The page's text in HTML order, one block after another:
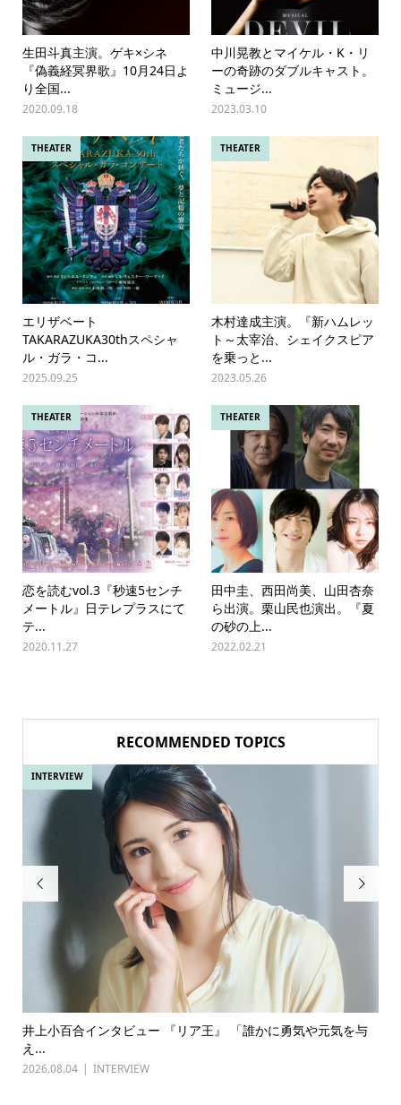
生田斗真主演。ゲキ×シネ
『偽義経冥界歌』10月24日よ
り全国...
2020.09.18
中川晃教とマイケル・K・リ
ーの奇跡のダブルキャスト。
ミュージ...
2023.03.10
THEATER
エリザベート
TAKARAZUKA30thスペシャ
ル・ガラ・コ...
2025.09.25
THEATER
木村達成主演。『新ハムレッ
ト～太宰治、シェイクスピア
を乗っと...
2023.05.26
THEATER
恋を読むvol.3『秒速5センチ
メートル』日テレプラスにて
テ...
2020.11.27
THEATER
田中圭、西田尚美、山田杏奈
ら出演。栗山民也演出。『夏
の砂の上...
2022.02.21
RECOMMENDED TOPICS

井上小百合インタビュー 『リア王』 「誰かに勇気や元気を与
え...
2026.08.04 INTERVIEW
INTERVIEW
